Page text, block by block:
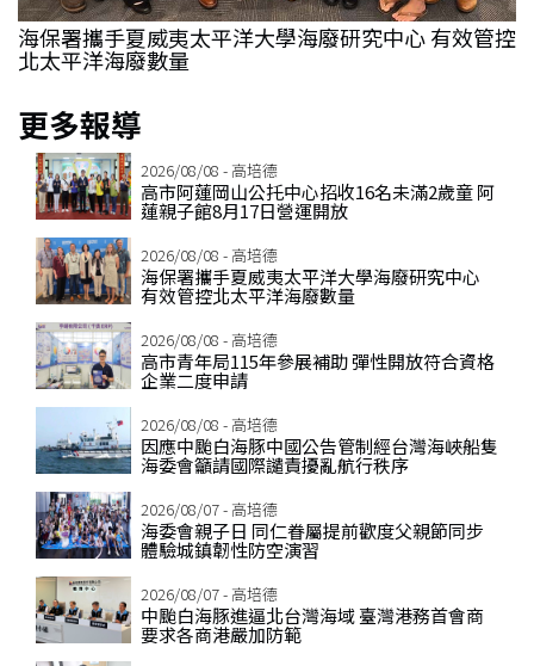
海保署攜手夏威夷太平洋大學海廢研究中心 有效管控
北太平洋海廢數量
更多報導
2026/08/08 - 高培德
高市阿蓮岡山公托中心招收16名未滿2歲童 阿
蓮親子館8月17日營運開放
2026/08/08 - 高培德
海保署攜手夏威夷太平洋大學海廢研究中心
有效管控北太平洋海廢數量
2026/08/08 - 高培德
高市青年局115年參展補助 彈性開放符合資格
企業二度申請
2026/08/08 - 高培德
因應中颱白海豚中國公告管制經台灣海峽船隻
海委會籲請國際譴責擾亂航行秩序
2026/08/07 - 高培德
海委會親子日 同仁眷屬提前歡度父親節同步
體驗城鎮韌性防空演習
2026/08/07 - 高培德
中颱白海豚進逼北台灣海域 臺灣港務首會商
要求各商港嚴加防範